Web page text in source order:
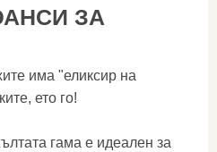
ЗА
има "еликсир на
ето го!
гама е идеален за